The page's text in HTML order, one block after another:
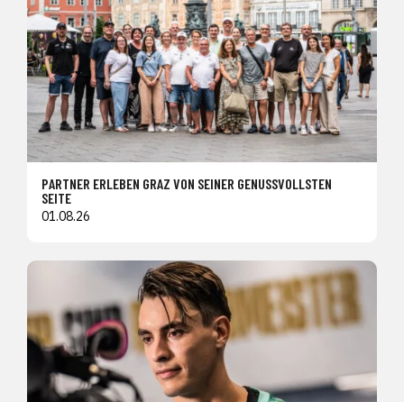
PARTNER ERLEBEN GRAZ VON SEINER GENUSSVOLLSTEN
SEITE
01.08.26